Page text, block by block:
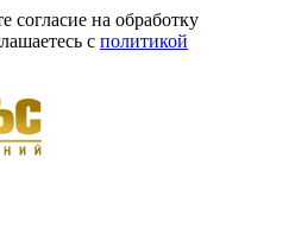
согласие на обработку
c политикой